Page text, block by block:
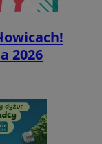
2026